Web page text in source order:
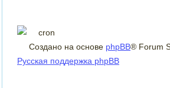
Создано на основе phpBB® Forum
Русская поддержка phpBB